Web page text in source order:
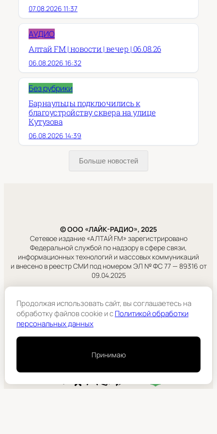
07.08.2026 11:37
АУДИО
Алтай FM | новости | вечер | 06.08.26
06.08.2026 16:32
Без рубрики
Барнаульцы подключились к
благоустройству сквера на улице
Кутузова
06.08.2026 14:39
Больше новостей
© ООО «ЛАЙК-РАДИО», 2025
Сетевое издание «АЛТАЙ FM» зарегистрировано
Федеральной службой по надзору в сфере связи,
информационных технологий и массовых коммуникаций
и внесено в реестр СМИ под номером ЭЛ № ФС 77 — 89316 от
09.04.2025
Учредитель:
ООО «ЛАЙК-РАДИО».
Продолжая использовать сайт, вы соглашаетесь на
обработку файлов cookie и cПолитикой обработки
персональных данных
Принимаю